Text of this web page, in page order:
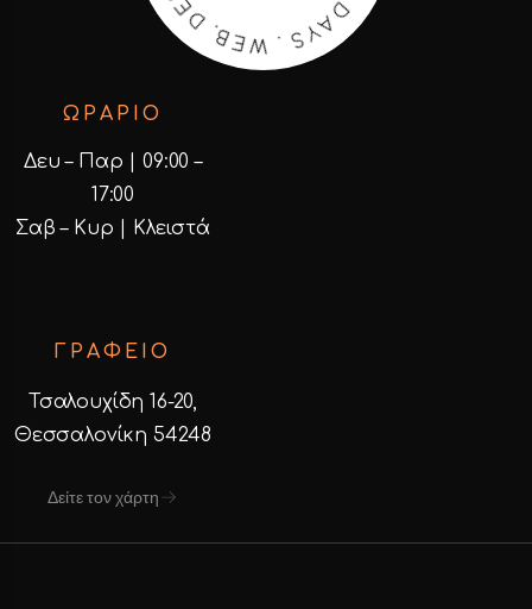
Y
S
.
W
E
B
.
D
E
S
I
G
ΩΡΑΡΙΟ
Δευ – Παρ | 09:00 –
17:00
Σαβ – Κυρ | Κλειστά
ΓΡΑΦΕΙΟ
Τσαλουχίδη 16-20,
Θεσσαλονίκη 54248
Δείτε τον χάρτη